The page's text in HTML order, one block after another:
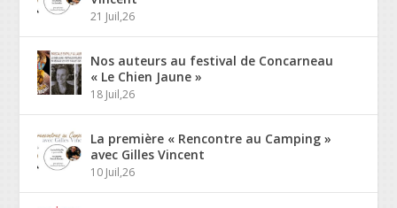
21 Juil,26
Nos auteurs au festival de Concarneau
« Le Chien Jaune »
18 Juil,26
La première « Rencontre au Camping »
avec Gilles Vincent
10 Juil,26